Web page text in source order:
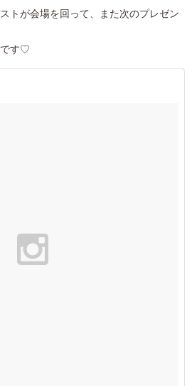
トが会場を回って、また次のプレゼン
です♡